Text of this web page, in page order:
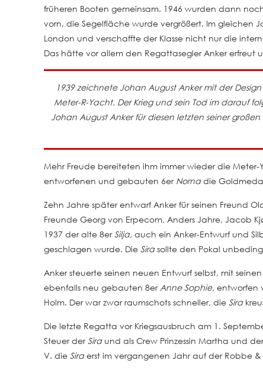
früheren Booten gemeinsam. 1946 wurden dann
vorn, die Segelfläche wurde vergrößert. Im gleichen
London und verschaffte der Klasse nicht nur die
Das hätte vor allem den Regattasegler Anker
1939 zeichnete Johan August Anker mit der
Meter-R-Yacht. Der Krieg und sein Tod im darauf
Johan August Anker für diesen letzten seiner
Mehr Freude bereiteten ihm immer wieder die
entworfenen und gebauten 6er Nornadie
Zehn Jahre später entwarf Anker für seinen Freund
Freunde Georg von Erpecom, Anders Jahre, Jacob
1937 der alte 8erSilja,auch ein Anker-Entwurf und
geschlagen wurde. DieSirasollte den Pokal
Anker steuerte seinen neuen Entwurf selbst, mit
ebenfalls neu gebauten 8er Anne Sophie,entworfen
Holm. Der war zwar raumschots schneller, dieSira
Die letzte Regatta vor Kriegsausbruch am 1.
Steuer derSira und als Crew Prinzessin Martha und
V. dieSiraerst im vergangenen Jahr auf der Robbe &